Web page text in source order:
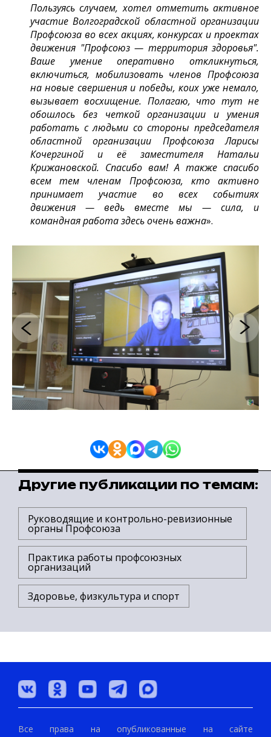
Пользуясь случаем, хотел отметить активное
участие Волгоградской областной организации
Профсоюза во всех акциях, конкурсах и проектах
движения "Профсоюз — территория здоровья".
Ваше умение оперативно откликнуться,
включиться, мобилизовать членов Профсоюза
на новые свершения и победы, коих уже немало,
вызывает восхищение. Полагаю, что тут не
обошлось без четкой организации и умения
работать с людьми со стороны председателя
областной организации Профсоюза Ларисы
Кочергиной и её заместителя Натальи
Крижановской. Спасибо вам! А также спасибо
всем тем членам Профсоюза, кто активно
принимает участие во всех событиях
движения — ведь вместе мы — сила, и
командная работа здесь очень важна».
Другие публикации по темам:
Руководящие и контрольно-ревизионные
органы Профсоюза
Практика работы профсоюзных
организаций
Здоровье, физкультура и спорт
Все права на опубликованные на сайте